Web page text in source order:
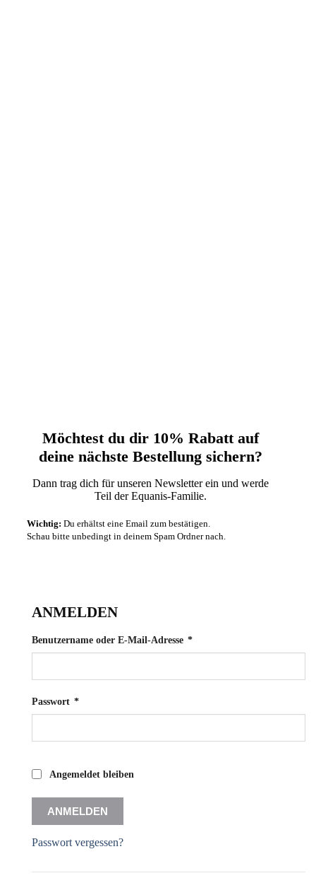
Möchtest du dir 10% Rabatt auf
deine nächste‬ Bestellung sichern?‬
Dann trag dich für unseren Newsletter ein und werde
Teil der Equanis-Familie.‬
Wichtig: Du erhältst eine Email zum bestätigen.
Schau bitte unbedingt in deinem Spam Ordner nach.
ANMELDEN
Benutzername oder E-Mail-Adresse *Erforderlich
Passwort *Erforderlich
Angemeldet bleiben
ANMELDEN
Passwort vergessen?